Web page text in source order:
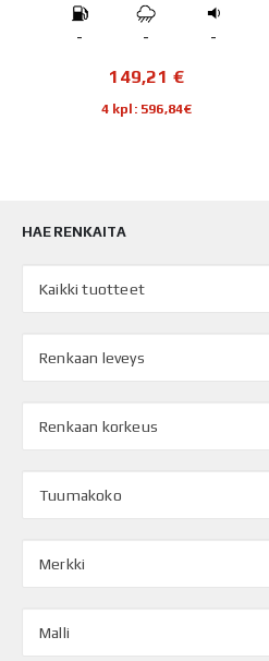
- - -
149,21€
4 kpl: 596,84€
HAE RENKAITA
Kaikki tuotteet
Renkaan leveys
Renkaan korkeus
Tuumakoko
Merkki
Malli